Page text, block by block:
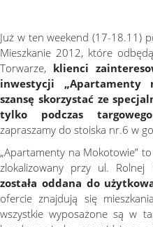
Już w ten weekend (17-18.11)
Mieszkanie 2012, które
Torwarze, klienci
inwestycji
szansę skorzystać ze
tylko podczas
zapraszamy do stoiska nr.6 w
„Apartamenty na Mokotowie”
zlokalizowany przy ul. Rolnej
została oddana do
ofercie znajdują się
wszystkie wyposażone są w